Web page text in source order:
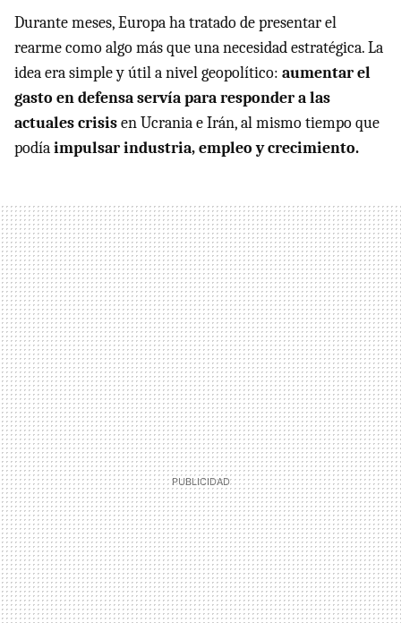
Durante meses, Europa ha tratado de presentar el
rearme como algo más que una necesidad estratégica. La
idea era simple y útil a nivel geopolítico: aumentar el
gasto en defensa servía para responder a las
actuales crisisen Ucrania e Irán, al mismo tiempo que
podíaimpulsar industria, empleo y crecimiento.